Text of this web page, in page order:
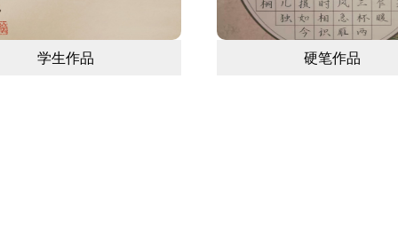
学生作品 硬笔作品